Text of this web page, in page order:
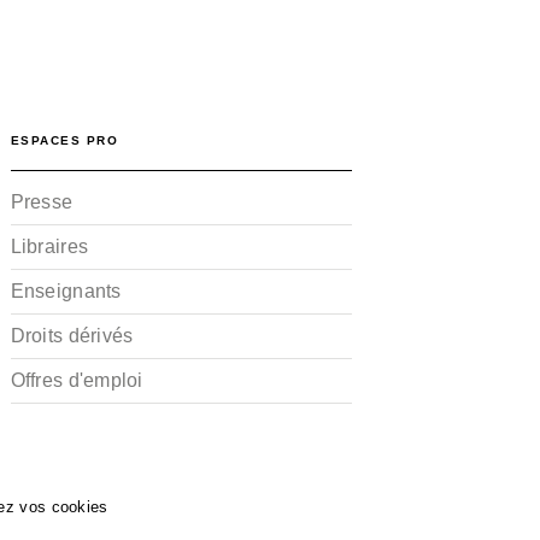
ESPACES PRO
Presse
Libraires
Enseignants
Droits dérivés
Offres d'emploi
vos cookies